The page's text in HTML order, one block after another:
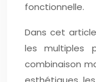
fonctionnelle.
Dans cet
les multiples
combinaison